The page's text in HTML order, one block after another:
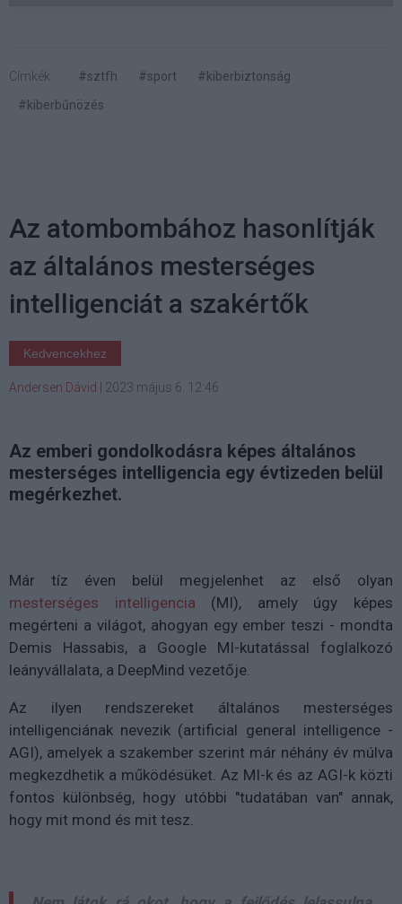
Címkék: #sztfh #sport
#kiberbiztonság
#kiberbűnözés
Az atombombához hasonlítják
az általános mesterséges
intelligenciát a szakértők
Kedvencekhez
Andersen Dávid | 2023 május 6. 12:46
Az emberi gondolkodásra képes általános
mesterséges intelligencia egy évtizeden belül
megérkezhet.
Már tíz éven belül megjelenhet az első olyan
mesterséges intelligencia (MI), amely úgy képes
megérteni a világot, ahogyan egy ember teszi - mondta
Demis Hassabis, a Google MI-kutatással foglalkozó
leányvállalata, a DeepMind vezetője.
Az ilyen rendszereket általános mesterséges
intelligenciának nevezik (artificial general intelligence -
AGI), amelyek a szakember szerint már néhány év múlva
megkezdhetik a működésüket. Az MI-k és az AGI-k közti
fontos különbség, hogy utóbbi "tudatában van" annak,
hogy mit mond és mit tesz.